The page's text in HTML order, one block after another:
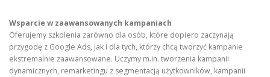
Wsparcie w zaawansowanych kampaniach
Oferujemy szkolenia zarówno dla osób, które dopiero zaczynają
przygodę z Google Ads, jak i dla tych, którzy chcą tworzyć kampanie
ekstremalnie zaawansowane. Uczymy m.in. tworzenia kampanii
dynamicznych, remarketingu z segmentacją użytkowników, kampanii